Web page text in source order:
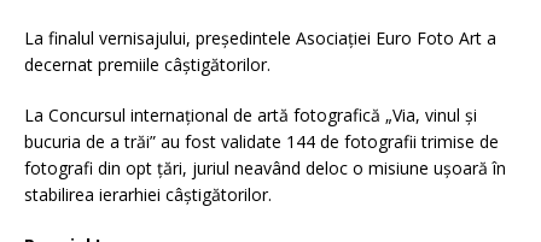
La finalul vernisajului, președintele Asociației Euro Foto Art a
decernat premiile câștigătorilor.
La Concursul internațional de artă fotografică „Via, vinul și
bucuria de a trăi” au fost validate 144 de fotografii trimise de
fotografi din opt țări, juriul neavând deloc o misiune ușoară în
stabilirea ierarhiei câștigătorilor.